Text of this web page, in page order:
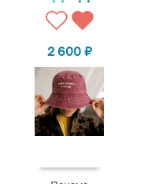
2 600 ₽